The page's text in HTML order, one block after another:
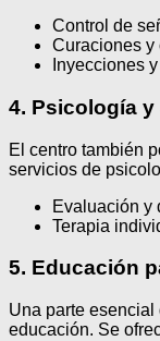
Control de
Curaciones y
Inyecciones
4. Psicología y
El centro también
servicios de
Evaluación y
Terapia
5. Educación
Una parte
educación. Se